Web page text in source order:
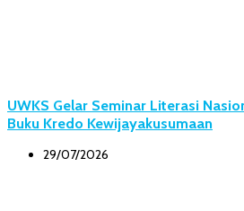
UWKS Gelar Seminar Literasi
Buku Kredo Kewijayakusumaan
29/07/2026